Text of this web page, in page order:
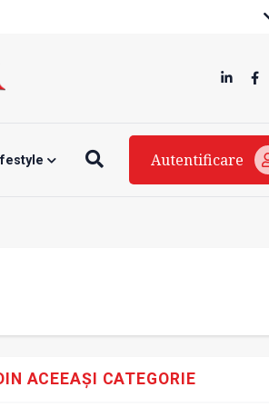
Autentificare
ACEEAȘI CATEGORIE